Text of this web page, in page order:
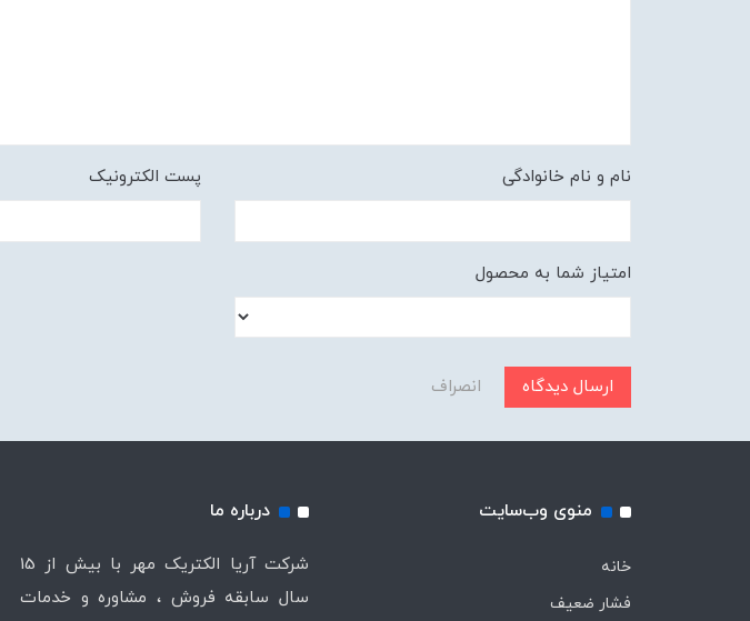
نام و نام خانوادگی پست الکترونیک
امتیاز شما به محصول
ارسال دیدگاه انصراف
منوی وب‌سایت
خانه
فشار ضعیف
درباره ما
شرکت آریا الکتریک مهر با بیش از 15
سال سابقه فروش ، مشاوره و خدمات